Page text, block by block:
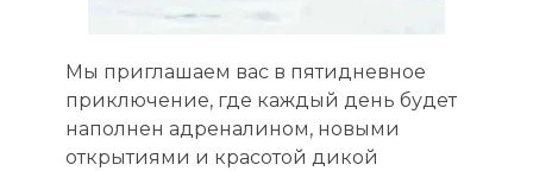
Мы приглашаем вас в пятидневное
приключение, где каждый день будет
наполнен адреналином, новыми
открытиями и красотой дикой